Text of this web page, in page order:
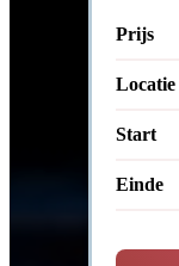
Prijs
Locatie
Start
Einde